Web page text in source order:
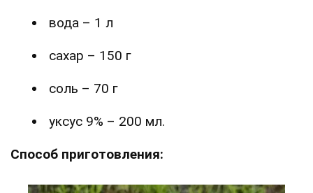
вода – 1 л
сахар – 150 г
соль – 70 г
уксус 9% – 200 мл.
Способ приготовления: